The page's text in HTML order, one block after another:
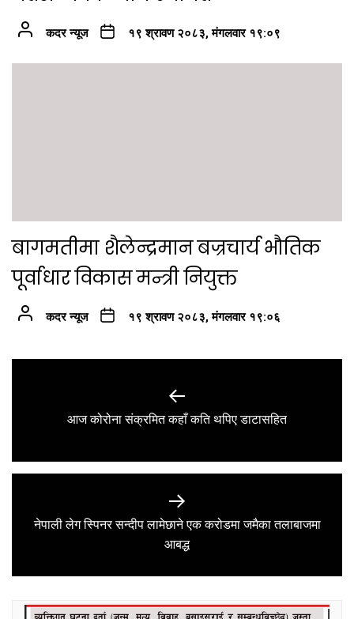
कदर न्यूज १९ श्रावण २०८३, मंगलवार १९:०९
बागमतीमा शैलेन्द्रमान बज्रचार्य भौतिक
पूर्वाधार विकास मन्त्री नियुक्त
कदर न्यूज १९ श्रावण २०८३, मंगलवार १९:०६
Previous
आज कोरोना संक्रमित कहाँ कति थपिए डाटासहित
Next
post:
नेपाली लेग स्पिनर सन्दीप लामेछाने एक करोडमा जमैका तलाबाजमा
आबद्ध